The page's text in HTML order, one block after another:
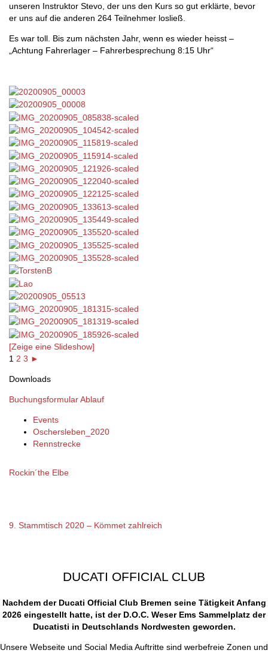
unseren Instruktor Stevo, der uns den Kurs so gut erklärte, bevor
er uns auf die anderen 264 Teilnehmer losließ.
Es war toll. Bis zum nächsten Jahr, wenn es wieder heisst –
„Achtung Fahrerlager – Fahrerbesprechung 8:15 Uhr“
[Zeige eine Slideshow]
1 2 3 ►
Downloads
BuchungsformularAblauf
Events
Oschersleben_2020
Rennstrecke
Rockin´the Elbe
9. Stammtisch 2020 – Kömmet zahlreich
DUCATI OFFICIAL CLUB
Nachdem der Ducati Official Club Bremen seine Tätigkeit Anfang
2026 eingestellt hatte, ist der D.O.C. Weser Ems Sammelplatz der
Ducatisti in Deutschlands Nordwesten geworden.
Unsere Webseite und Social Media Auftritte sind werbefreie Zonen und